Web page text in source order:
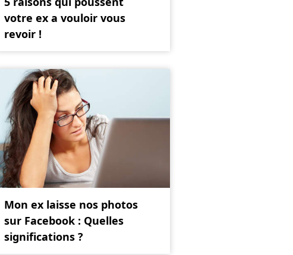
votre ex a vouloir vous
revoir !
Mon ex laisse nos photos
sur Facebook : Quelles
significations ?